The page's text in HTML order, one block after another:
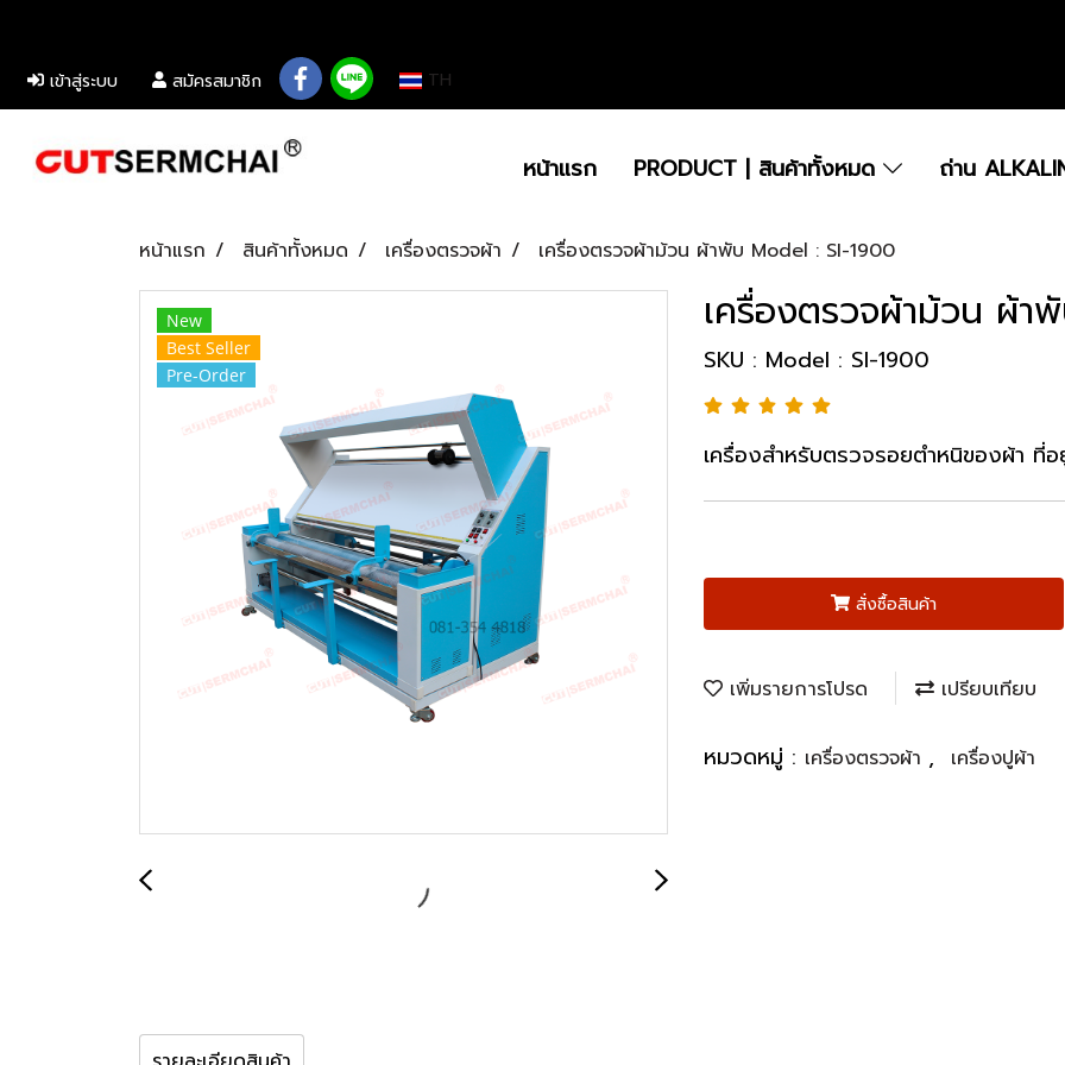
เข้าสู่ระบบ สมัครสมาชิก TH
หน้าแรก PRODUCT | สินค้าทั้งหมด ถ่าน
หน้าแรก สินค้าทั้งหมด เครื่องตรวจผ้า เครื่องตรวจผ้าม้วน ผ้าพับ Model : SI-1900
New
Best Seller
Pre-Order
เครื่องตรวจผ้าม้วน ผ้า
SKU : Model : SI-1900
เครื่องสำหรับตรวจรอยตำหนิของผ้า ที่
สั่งซื้อสินค้า
เพิ่มรายการโปรด เปรียบเทียบ
หมวดหมู่ : เครื่องตรวจผ้า , เครื่องปูผ้า